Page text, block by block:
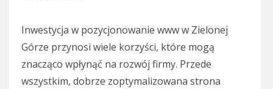
Inwestycja w pozycjonowanie www w Zielonej
Górze przynosi wiele korzyści, które mogą
znacząco wpłynąć na rozwój firmy. Przede
wszystkim, dobrze zoptymalizowana strona